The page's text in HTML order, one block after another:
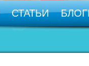
СТАТЬИ